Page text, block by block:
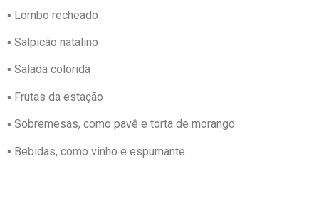
▪ Lombo recheado
▪ Salpicão natalino
▪ Salada colorida
▪ Frutas da estação
▪ Sobremesas, como pavê e torta de morango
▪ Bebidas, como vinho e espumante